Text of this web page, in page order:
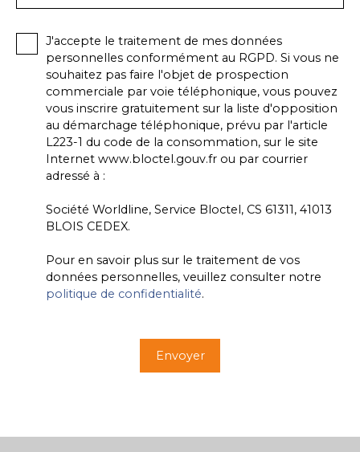
J'accepte le traitement de mes données
personnelles conformément au RGPD. Si vous ne
souhaitez pas faire l'objet de prospection
commerciale par voie téléphonique, vous pouvez
vous inscrire gratuitement sur la liste d'opposition
au démarchage téléphonique, prévu par l'article
L223-1 du code de la consommation, sur le site
Internet www.bloctel.gouv.fr ou par courrier
adressé à :
Société Worldline, Service Bloctel, CS 61311, 41013
BLOIS CEDEX.
Pour en savoir plus sur le traitement de vos
données personnelles, veuillez consulter notre
politique de confidentialité.
Envoyer